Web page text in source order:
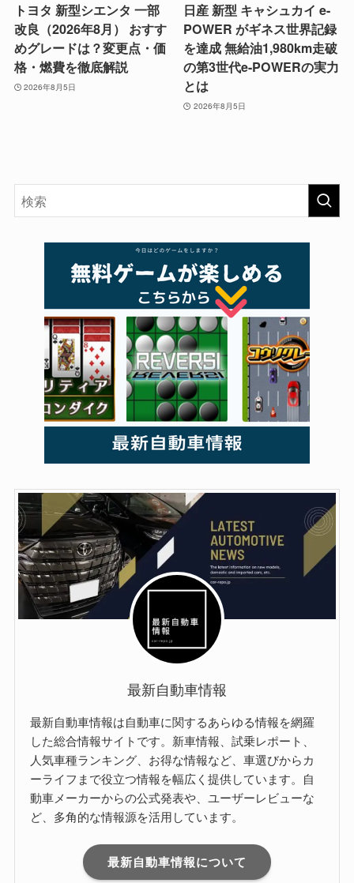
トヨタ 新型シエンタ 一部
改良（2026年8月） おすす
めグレードは？変更点・価
格・燃費を徹底解説
2026年8月5日
日産 新型 キャシュカイ e-
POWER がギネス世界記録
を達成 無給油1,980km走破
の第3世代e-POWERの実力
とは
2026年8月5日
最新自動車情報
最新自動車情報は自動車に関するあらゆる情報を網羅
した総合情報サイトです。新車情報、試乗レポート、
人気車種ランキング、お得な情報など、車選びからカ
ーライフまで役立つ情報を幅広く提供しています。自
動車メーカーからの公式発表や、ユーザーレビューな
ど、多角的な情報源を活用しています。
最新自動車情報について